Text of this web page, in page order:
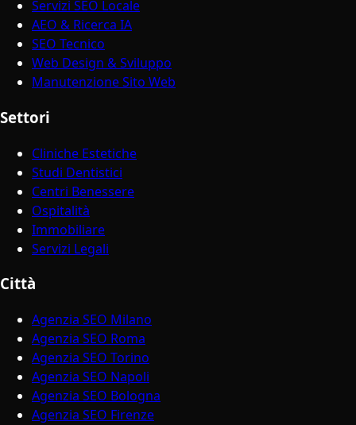
Servizi SEO Locale
AEO & Ricerca IA
SEO Tecnico
Web Design & Sviluppo
Manutenzione Sito Web
Settori
Cliniche Estetiche
Studi Dentistici
Centri Benessere
Ospitalità
Immobiliare
Servizi Legali
Città
Agenzia SEO Milano
Agenzia SEO Roma
Agenzia SEO Torino
Agenzia SEO Napoli
Agenzia SEO Bologna
Agenzia SEO Firenze